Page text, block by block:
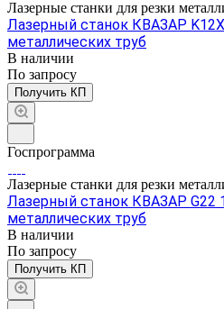
Лазерные станки для резки
Лазерный станок КВАЗАР
металлических труб
В наличии
По запросу
Получить КП
Госпрограмма
Лазерные станки для резки
Лазерный станок КВАЗАР G22
металлических труб
В наличии
По запросу
Получить КП